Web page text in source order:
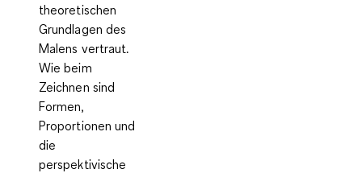
theoretischen
Grundlagen des
Malens vertraut.
Wie beim
Zeichnen sind
Formen,
Proportionen und
die
perspektivische